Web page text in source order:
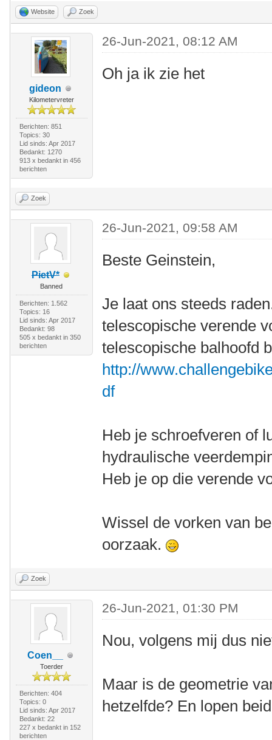
Website Zoek
gideon
Kilometervreter
Berichten: 851
Topics: 30
Lid sinds: Apr 2017
Bedankt: 1270
913 x bedankt in 456
berichten
26-Jun-2021, 08:12 AM
Oh ja ik zie het
Zoek
PietV*
Banned
Berichten: 1.562
Topics: 16
Lid sinds: Apr 2017
Bedankt: 98
505 x bedankt in 350
berichten
26-Jun-2021, 09:58 AM
Beste Geinstein,
Je laat ons steeds
telescopische verende
telescopische balhoofd
http://
df
Heb je schroefveren of
hydraulische
Heb je op die verende
Wissel de vorken van
oorzaak.
Zoek
Coen__
Toerder
Berichten: 404
Topics: 0
Lid sinds: Apr 2017
Bedankt: 22
227 x bedankt in 152
berichten
26-Jun-2021, 01:30 PM
Nou, volgens mij dus
Maar is de geometrie
hetzelfde? En lopen